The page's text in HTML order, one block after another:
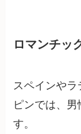
ロマンチッ
スペインや
ピンでは、
す。